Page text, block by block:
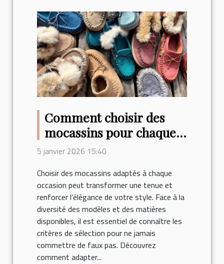
Comment choisir des
mocassins pour chaque
occasion ?
5 janvier 2026 15:40
Choisir des mocassins adaptés à chaque
occasion peut transformer une tenue et
renforcer l’élégance de votre style. Face à la
diversité des modèles et des matières
disponibles, il est essentiel de connaître les
critères de sélection pour ne jamais
commettre de faux pas. Découvrez
comment adapter...